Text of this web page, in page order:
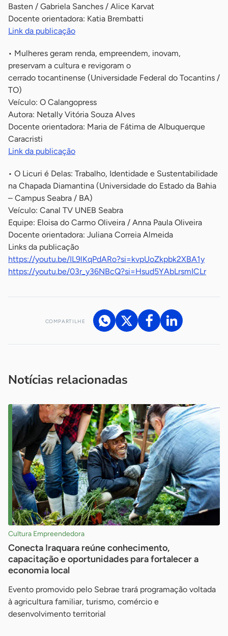
Basten / Gabriela Sanches / Alice Karvat
Docente orientadora: Katia Brembatti
Link da publicação
• Mulheres geram renda, empreendem, inovam,
preservam a cultura e revigoram o
cerrado tocantinense (Universidade Federal do Tocantins /
TO)
Veículo: O Calangopress
Autora: Netally Vitória Souza Alves
Docente orientadora: Maria de Fátima de Albuquerque
Caracristi
Link da publicação
• O Licuri é Delas: Trabalho, Identidade e Sustentabilidade
na Chapada Diamantina (Universidade do Estado da Bahia
– Campus Seabra / BA)
Veículo: Canal TV UNEB Seabra
Equipe: Eloisa do Carmo Oliveira / Anna Paula Oliveira
Docente orientadora: Juliana Correia Almeida
Links da publicação
https://youtu.be/IL9lKqPdARo?si=kvpUoZkpbk2XBA1y
https://youtu.be/03r_y36NBcQ?si=Hsud5YAbLrsmICLr
COMPARTILHE
Notícias relacionadas
Cultura Empreendedora
Conecta Iraquara reúne conhecimento,
capacitação e oportunidades para fortalecer a
economia local
Evento promovido pelo Sebrae trará programação voltada
à agricultura familiar, turismo, comércio e
desenvolvimento territorial